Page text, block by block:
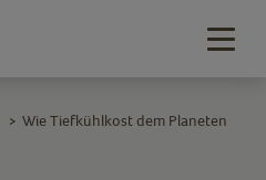
> Wie Tiefkühlkost dem Planeten